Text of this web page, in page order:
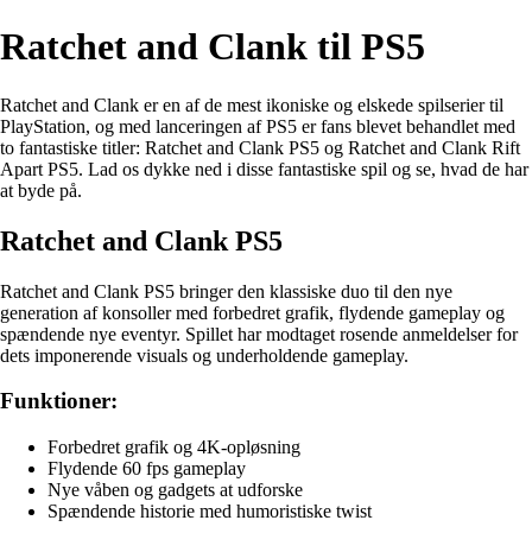
Ratchet and Clank til PS5
Ratchet and Clank er en af de mest ikoniske og elskede spilserier til
PlayStation, og med lanceringen af PS5 er fans blevet behandlet med
to fantastiske titler: Ratchet and Clank PS5 og Ratchet and Clank Rift
Apart PS5. Lad os dykke ned i disse fantastiske spil og se, hvad de har
at byde på.
Ratchet and Clank PS5
Ratchet and Clank PS5 bringer den klassiske duo til den nye
generation af konsoller med forbedret grafik, flydende gameplay og
spændende nye eventyr. Spillet har modtaget rosende anmeldelser for
dets imponerende visuals og underholdende gameplay.
Funktioner:
Forbedret grafik og 4K-opløsning
Flydende 60 fps gameplay
Nye våben og gadgets at udforske
Spændende historie med humoristiske twist